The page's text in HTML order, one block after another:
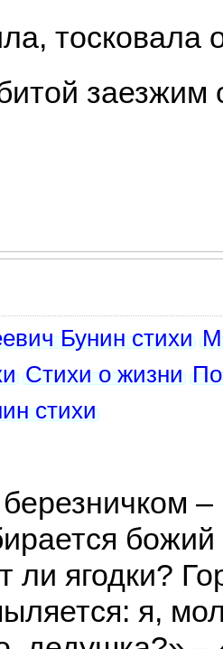
тосковала
заезжим
Бунин стихи
Стихи о жизни
стихи
ли ягодки?
я,